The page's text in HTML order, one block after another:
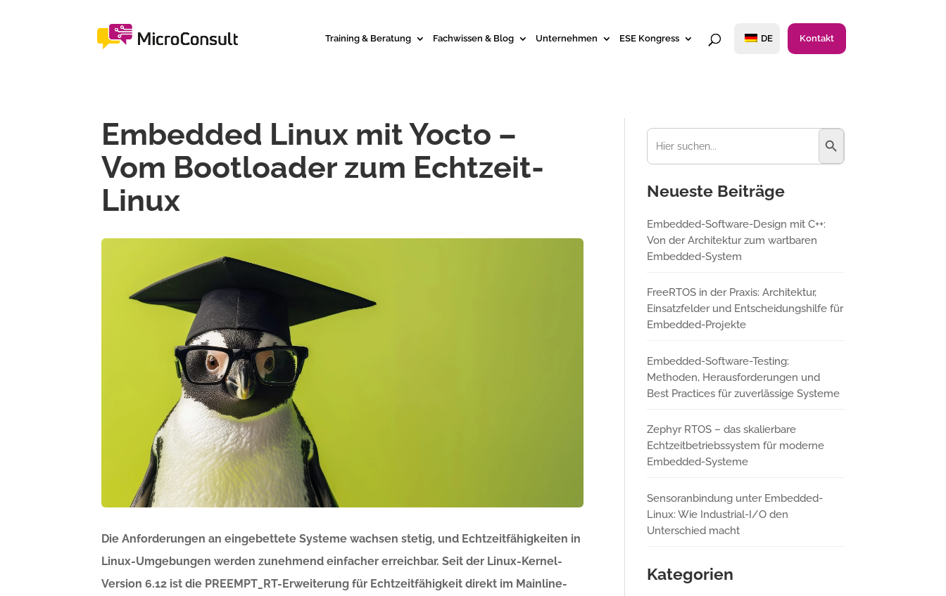
Training & Beratung Fachwissen & Blog Unternehmen ESE Kongress DE Kontakt
Embedded Linux mit Yocto –
Vom Bootloader zum Echtzeit-
Linux
Die Anforderungen an eingebettete Systeme wachsen stetig, und Echtzeitfähigkeiten in
Linux-Umgebungen werden zunehmend einfacher erreichbar. Seit der Linux-Kernel-
Version 6.12 ist die PREEMPT_RT-Erweiterung für Echtzeitfähigkeit direkt im Mainline-
Suchen
nach:
Suchschaltfläche
Neueste Beiträge
Embedded-Software-Design mit C++:
Von der Architektur zum wartbaren
Embedded-System
FreeRTOS in der Praxis: Architektur,
Einsatzfelder und Entscheidungshilfe für
Embedded-Projekte
Embedded-Software-Testing:
Methoden, Herausforderungen und
Best Practices für zuverlässige Systeme
Zephyr RTOS – das skalierbare
Echtzeitbetriebssystem für moderne
Embedded-Systeme
Sensoranbindung unter Embedded-
Linux: Wie Industrial-I/O den
Unterschied macht
Kategorien